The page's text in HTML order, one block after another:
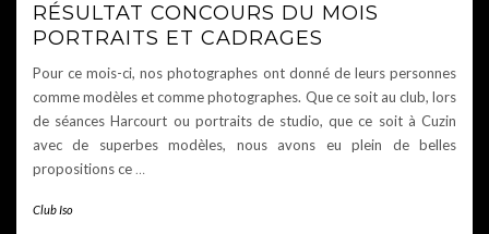
RÉSULTAT CONCOURS DU MOIS
PORTRAITS ET CADRAGES
Pour ce mois-ci, nos photographes ont donné de leurs personnes
comme modèles et comme photographes. Que ce soit au club, lors
de séances Harcourt ou portraits de studio, que ce soit à Cuzin
avec de superbes modèles, nous avons eu plein de belles
propositions ce…
Club Iso